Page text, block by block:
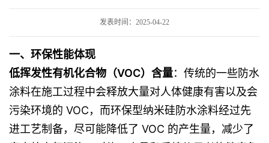
发表时间：2025-04-22
一、环保性能体现
低挥发性有机化合物（VOC）含量：传统的一些防水
涂料在施工过程中会释放大量对人体健康有害以及会
污染环境的 VOC，而环保型纳米硅防水涂料经过先
进工艺制备，尽可能降低了 VOC 的产生量，减少了